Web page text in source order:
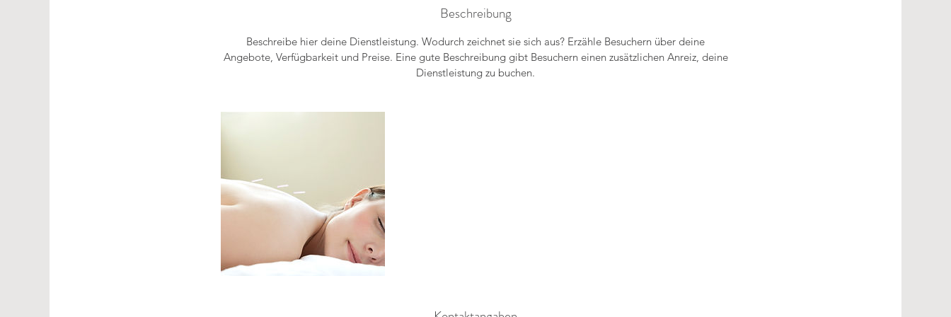
Beschreibung
Beschreibe hier deine Dienstleistung. Wodurch zeichnet sie sich aus? Erzähle Besuchern über deine
Angebote, Verfügbarkeit und Preise. Eine gute Beschreibung gibt Besuchern einen zusätzlichen Anreiz, deine
Dienstleistung zu buchen.